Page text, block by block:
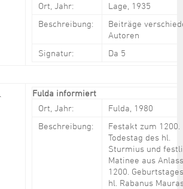
Ort, Jahr:
Lage, 1935
Beschreibung:
Beiträge
Autoren
Signatur:
Da 5
Fulda informiert
Ort, Jahr:
Fulda, 1980
Beschreibung:
Festakt zum 1200.
Todestag des hl.
Sturmius und
Matinee aus
1200.
hl. Rabanus